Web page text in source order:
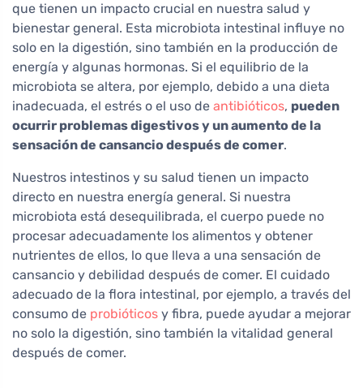
que tienen un impacto crucial en nuestra salud y
bienestar general. Esta microbiota intestinal influye no
solo en la digestión, sino también en la producción de
energía y algunas hormonas. Si el equilibrio de la
microbiota se altera, por ejemplo, debido a una dieta
inadecuada, el estrés o el uso de antibióticos, pueden
ocurrir problemas digestivos y un aumento de la
sensación de cansancio después de comer.
Nuestros intestinos y su salud tienen un impacto
directo en nuestra energía general. Si nuestra
microbiota está desequilibrada, el cuerpo puede no
procesar adecuadamente los alimentos y obtener
nutrientes de ellos, lo que lleva a una sensación de
cansancio y debilidad después de comer. El cuidado
adecuado de la flora intestinal, por ejemplo, a través del
consumo de probióticos y fibra, puede ayudar a mejorar
no solo la digestión, sino también la vitalidad general
después de comer.